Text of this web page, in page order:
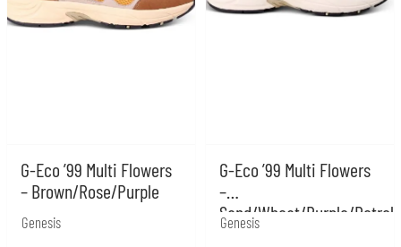
G-Eco ’99 Multi Flowers
– Brown/Rose/Purple
Genesis
G-Eco ’99 Multi Flowers
–
Sand/Wheat/Purple/Petrol
Genesis